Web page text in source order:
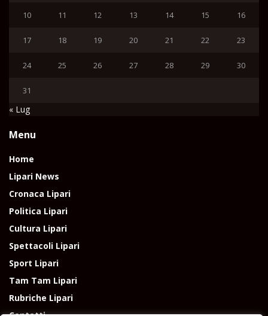
10 11 12 13 14 15 16
17 18 19 20 21 22 23
24 25 26 27 28 29 30
31
« Lug
Menu
Home
Lipari News
Cronaca Lipari
Politica Lipari
Cultura Lipari
Spettacoli Lipari
Sport Lipari
Tam Tam Lipari
Rubriche Lipari